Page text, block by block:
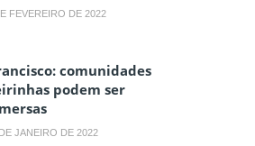
FEVEREIRO DE 2022
comunidades
podem ser
JANEIRO DE 2022